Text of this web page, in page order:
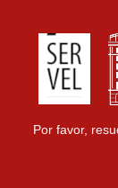
Por favor,